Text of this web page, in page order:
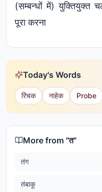
(सम्बन्धों में) युक्तियुक्त
पूरा करना
Today's Words
रिंचक नाहेक Probe
More from "त"
तंग
तंबाकू